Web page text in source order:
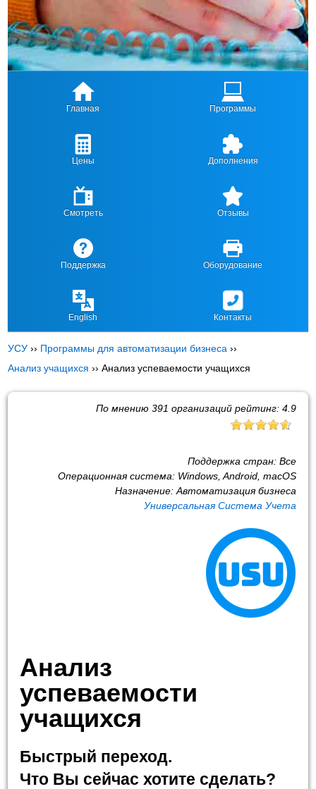
Главная Программы
Цены Дополнения
Смотреть Отзывы
Поддержка Оборудование
English Контакты
УСУ ›› Программы для автоматизации бизнеса ››
Анализ учащихся ››Анализ успеваемости учащихся
По мнению 391 организаций рейтинг: 4.9
Поддержка стран: Все
Операционная система: Windows, Android, macOS
Назначение: Автоматизация бизнеса
Универсальная Система Учета
Анализ
успеваемости
учащихся
Быстрый переход.
Что Вы сейчас хотите сделать?